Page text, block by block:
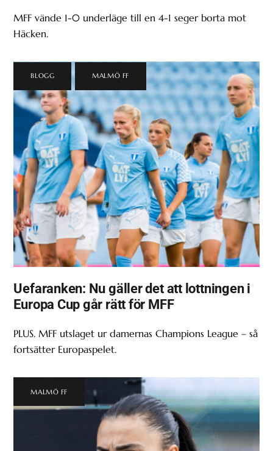
MFF vände 1-0 underläge till en 4-1 seger borta mot
Häcken.
BLOGG , MALMÖ FF
Uefaranken: Nu gäller det att lottningen i
Europa Cup går rätt för MFF
PLUS. MFF utslaget ur damernas Champions League – så
fortsätter Europaspelet.
MALMÖ FF